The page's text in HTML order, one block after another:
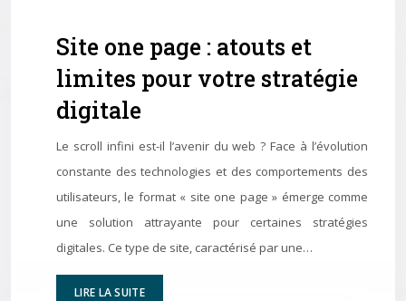
Site one page : atouts et
limites pour votre stratégie
digitale
Le scroll infini est-il l’avenir du web ? Face à l’évolution
constante des technologies et des comportements des
utilisateurs, le format « site one page » émerge comme
une solution attrayante pour certaines stratégies
digitales. Ce type de site, caractérisé par une…
LIRE LA SUITE